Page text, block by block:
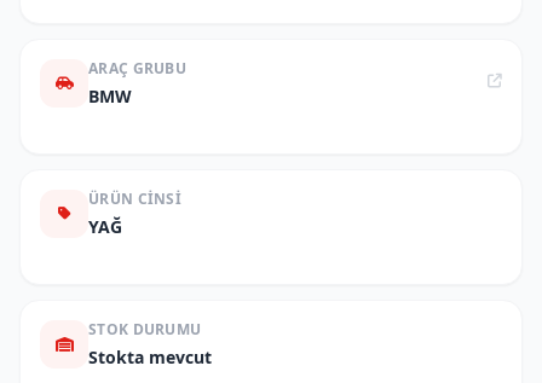
ARAÇ GRUBU
BMW
ÜRÜN CINSI
YAĞ
STOK DURUMU
Stokta mevcut